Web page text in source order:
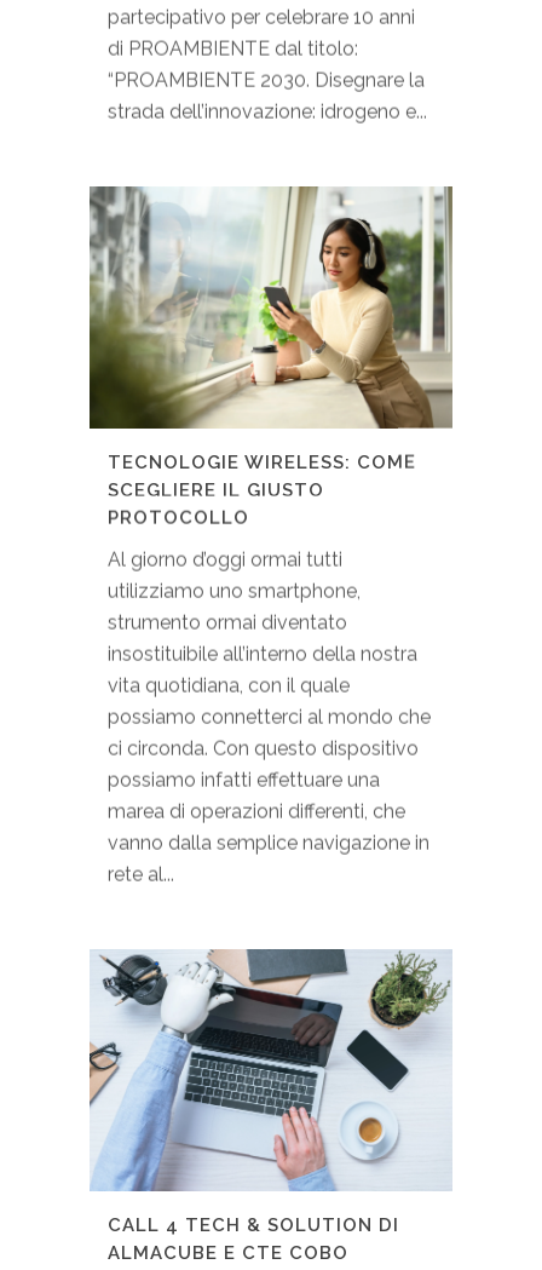
partecipativo per celebrare 10 anni
di PROAMBIENTE dal titolo:
“PROAMBIENTE 2030. Disegnare la
strada dell’innovazione: idrogeno e...
TECNOLOGIE WIRELESS: COME
SCEGLIERE IL GIUSTO
PROTOCOLLO
Al giorno d’oggi ormai tutti
utilizziamo uno smartphone,
strumento ormai diventato
insostituibile all’interno della nostra
vita quotidiana, con il quale
possiamo connetterci al mondo che
ci circonda. Con questo dispositivo
possiamo infatti effettuare una
marea di operazioni differenti, che
vanno dalla semplice navigazione in
rete al...
CALL 4 TECH & SOLUTION DI
ALMACUBE E CTE COBO